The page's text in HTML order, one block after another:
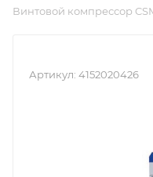
Винтовой компрессор
Артикул: 4152020426